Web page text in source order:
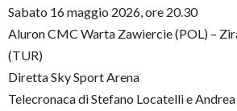
Sabato 16 maggio 2026, ore 20.30
Aluron CMC Warta Zawiercie (POL) –
(TUR)
Diretta Sky Sport Arena
Telecronaca di Stefano Locatelli e